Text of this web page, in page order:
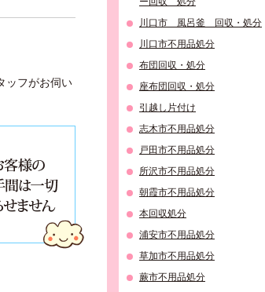
ッフがお伺い
本で即日回収 夜間でもご対応お客様のお手間は一切とらせません
川口市 風呂釜 回収・処分
川口市不用品処分
布団回収・処分
座布団回収・処分
引越し片付け
志木市不用品処分
戸田市不用品処分
所沢市不用品処分
朝霞市不用品処分
本回収処分
浦安市不用品処分
草加市不用品処分
蕨市不用品処分